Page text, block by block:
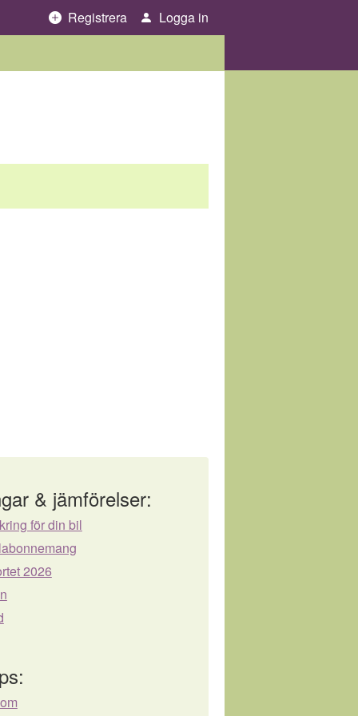
Registrera
Logga in
& jämförelser:
för din bil
2026